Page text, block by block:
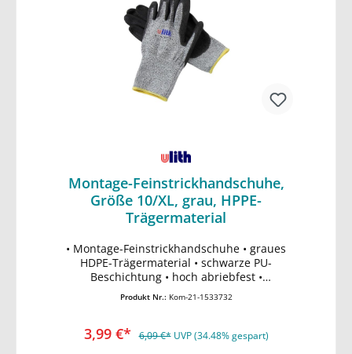
Montage-Feinstrickhandschuhe,
Größe 10/XL, grau, HPPE-
Trägermaterial
• Montage-Feinstrickhandschuhe • graues
HDPE-Trägermaterial • schwarze PU-
Beschichtung • hoch abriebfest •
ergonomische Passform • maximale
Schnittschutzklasse 5 • atmungsaktiv •
(Abrieb-, Schnitt, Reiß- und
Produkt Nr.: Kom-21-1533732
3,99 €* 6,09 €* UVP (34.48% gespart)
In den Warenkorb